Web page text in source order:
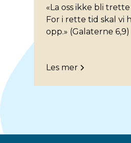
«La oss ikke bli
For i rette tid skal vi
opp.» (Galaterne 6,9)
Les mer